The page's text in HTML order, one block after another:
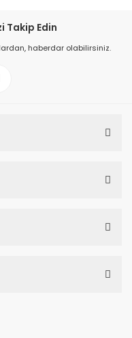
Takip Edin
haberdar olabilirsiniz.